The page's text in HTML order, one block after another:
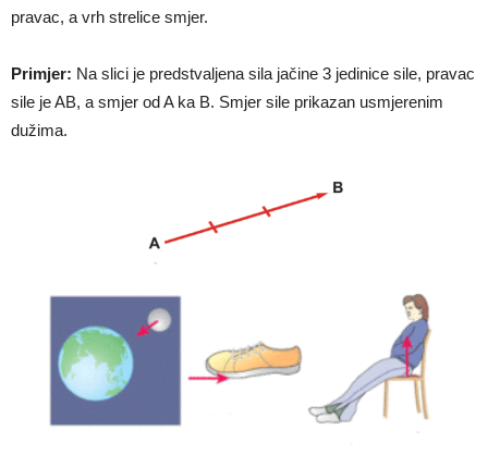
pravac, a vrh strelice smjer.
Primjer: Na slici je predstvaljena sila jačine 3 jedinice sile, pravac
sile je AB, a smjer od A ka B. Smjer sile prikazan usmjerenim
dužima.